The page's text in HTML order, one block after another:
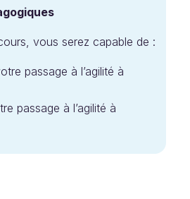
vous serez capable de :
passage à l’agilité à
passage à l’agilité à